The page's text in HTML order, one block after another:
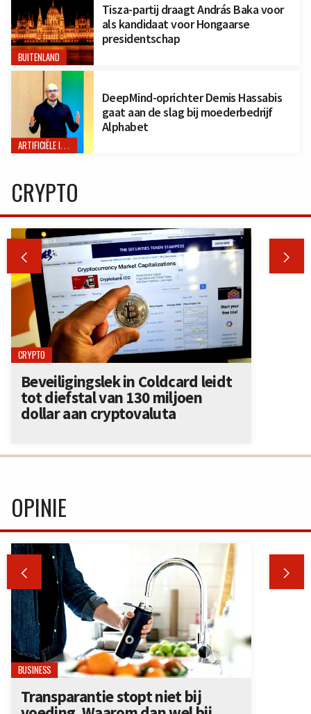
BUITENLAND
Tisza-partij draagt András Baka voor
als kandidaat voor Hongaarse
presidentschap
ARTIFICIËLE INTELLIGENTIE
DeepMind-oprichter Demis Hassabis
gaat aan de slag bij moederbedrijf
Alphabet
CRYPTO
 
CRYPTO
Beveiligingslek in Coldcard leidt
tot diefstal van 130 miljoen
dollar aan cryptovaluta
OPINIE
 
BUSINESS
Transparantie stopt niet bij